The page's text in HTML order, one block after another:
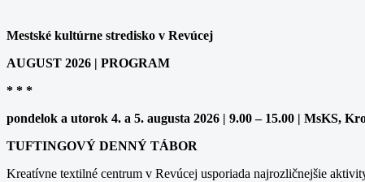
Mestské kultúrne stredisko v Revúcej
AUGUST 2026 | PROGRAM
* * *
pondelok a utorok 4. a 5. augusta 2026 | 9.00 – 15.00 | MsKS,
TUFTINGOVÝ DENNÝ TÁBOR
Kreatívne textilné centrum v Revúcej usporiada najrozličnejšie